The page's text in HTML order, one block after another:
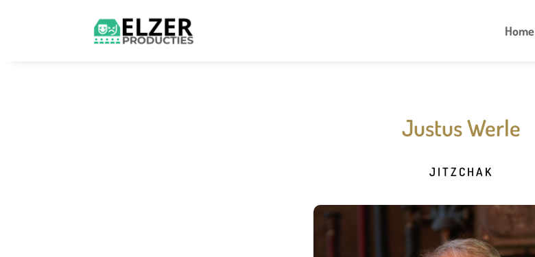
Home
Justus Werle
JITZCHAK